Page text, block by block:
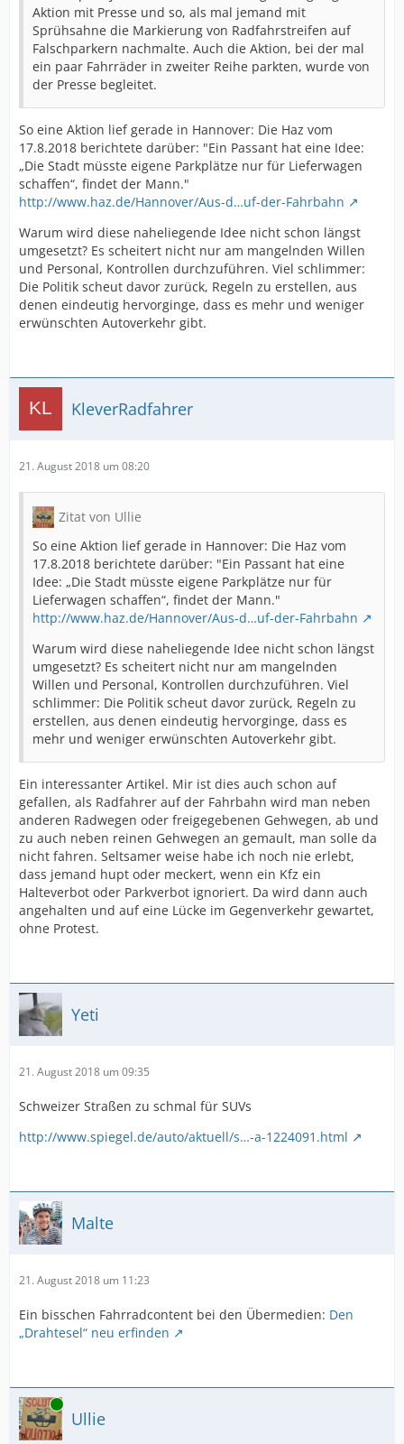
Aktion mit Presse und so, als mal jemand mit
Sprühsahne die Markierung von Radfahrstreifen auf
Falschparkern nachmalte. Auch die Aktion, bei der mal
ein paar Fahrräder in zweiter Reihe parkten, wurde von
der Presse begleitet.
So eine Aktion lief gerade in Hannover: Die Haz vom
17.8.2018 berichtete darüber: "Ein Passant hat eine Idee:
„Die Stadt müsste eigene Parkplätze nur für Lieferwagen
schaffen“, findet der Mann."
http://www.haz.de/Hannover/Aus-d…uf-der-Fahrbahn
Warum wird diese naheliegende Idee nicht schon längst
umgesetzt? Es scheitert nicht nur am mangelnden Willen
und Personal, Kontrollen durchzuführen. Viel schlimmer:
Die Politik scheut davor zurück, Regeln zu erstellen, aus
denen eindeutig hervorginge, dass es mehr und weniger
erwünschten Autoverkehr gibt.
KleverRadfahrer
21. August 2018 um 08:20
Zitat von Ullie
So eine Aktion lief gerade in Hannover: Die Haz vom
17.8.2018 berichtete darüber: "Ein Passant hat eine
Idee: „Die Stadt müsste eigene Parkplätze nur für
Lieferwagen schaffen“, findet der Mann."
http://www.haz.de/Hannover/Aus-d…uf-der-Fahrbahn
Warum wird diese naheliegende Idee nicht schon längst
umgesetzt? Es scheitert nicht nur am mangelnden
Willen und Personal, Kontrollen durchzuführen. Viel
schlimmer: Die Politik scheut davor zurück, Regeln zu
erstellen, aus denen eindeutig hervorginge, dass es
mehr und weniger erwünschten Autoverkehr gibt.
Ein interessanter Artikel. Mir ist dies auch schon auf
gefallen, als Radfahrer auf der Fahrbahn wird man neben
anderen Radwegen oder freigegebenen Gehwegen, ab und
zu auch neben reinen Gehwegen an gemault, man solle da
nicht fahren. Seltsamer weise habe ich noch nie erlebt,
dass jemand hupt oder meckert, wenn ein Kfz ein
Halteverbot oder Parkverbot ignoriert. Da wird dann auch
angehalten und auf eine Lücke im Gegenverkehr gewartet,
ohne Protest.
Yeti
21. August 2018 um 09:35
Schweizer Straßen zu schmal für SUVs
http://www.spiegel.de/auto/aktuell/s…-a-1224091.html
Malte
21. August 2018 um 11:23
Ein bisschen Fahrradcontent bei den Übermedien: Den
„Drahtesel“ neu erfinden
Online
Ullie